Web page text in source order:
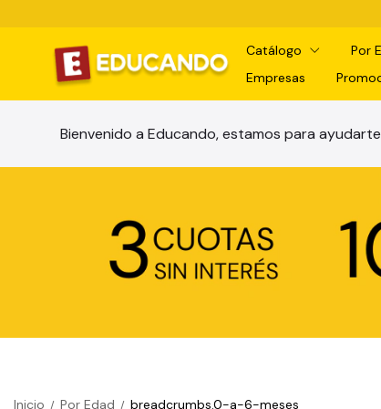
Catálogo Por
Empresas
Bienvenido a Educando, estamos para
Inicio / Por Edad / breadcrumbs.0-a-6-meses